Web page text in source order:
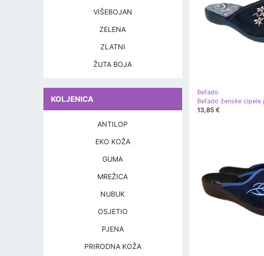
Befado
13,85 €
VIŠEBOJAN
ZELENA
ZLATNI
ŽUTA BOJA
KOLJENICA
ANTILOP
EKO KOŽA
GUMA
MREŽICA
NUBUK
OSJETIO
PJENA
PRIRODNA KOŽA